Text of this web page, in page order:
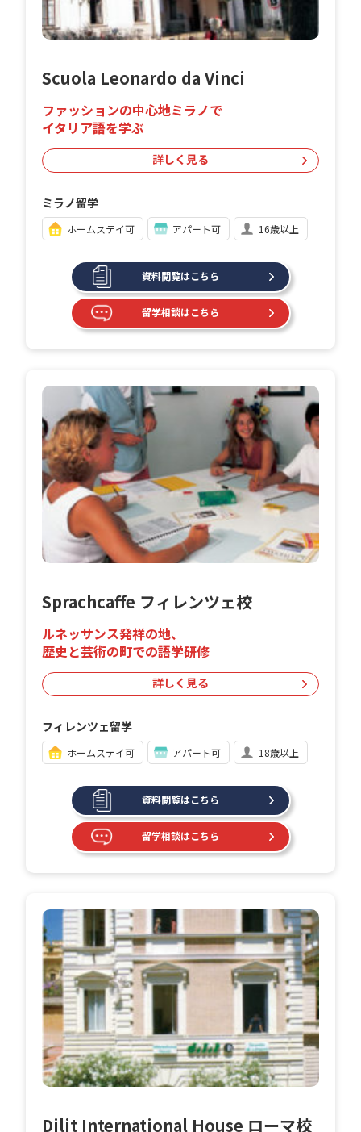
Scuola Leonardo da Vinci
ファッションの中心地ミラノで
イタリア語を学ぶ
詳しく見る
ミラノ留学
ホームステイ可 アパート可 16歳以上
資料閲覧はこちら
留学相談はこちら
Sprachcaffe フィレンツェ校
ルネッサンス発祥の地、
歴史と芸術の町での語学研修
詳しく見る
フィレンツェ留学
ホームステイ可 アパート可 18歳以上
資料閲覧はこちら
留学相談はこちら
Dilit International House ローマ校